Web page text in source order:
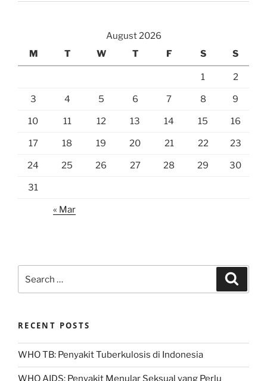
August 2026
M
T W T F S S
1 2
3 4 5 6 7 8 9
10 11 12 13 14 15 16
17 18 19 20 21 22 23
24 25 26 27 28 29 30
31
« Mar
for:
RECENT POSTS
WHO TB: Penyakit Tuberkulosis di Indonesia
WHO AIDS: Penyakit Menular Seksual yang Perlu